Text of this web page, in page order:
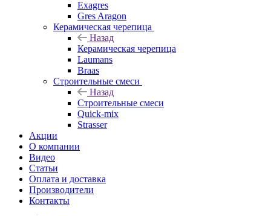
Exagres
Gres Aragon
Керамическая черепица
Назад
Керамическая черепица
Laumans
Braas
Строительные смеси
Назад
Строительные смеси
Quick-mix
Strasser
Акции
О компании
Видео
Статьи
Оплата и доставка
Производители
Контакты